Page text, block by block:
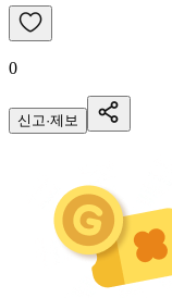
0
신고·제보